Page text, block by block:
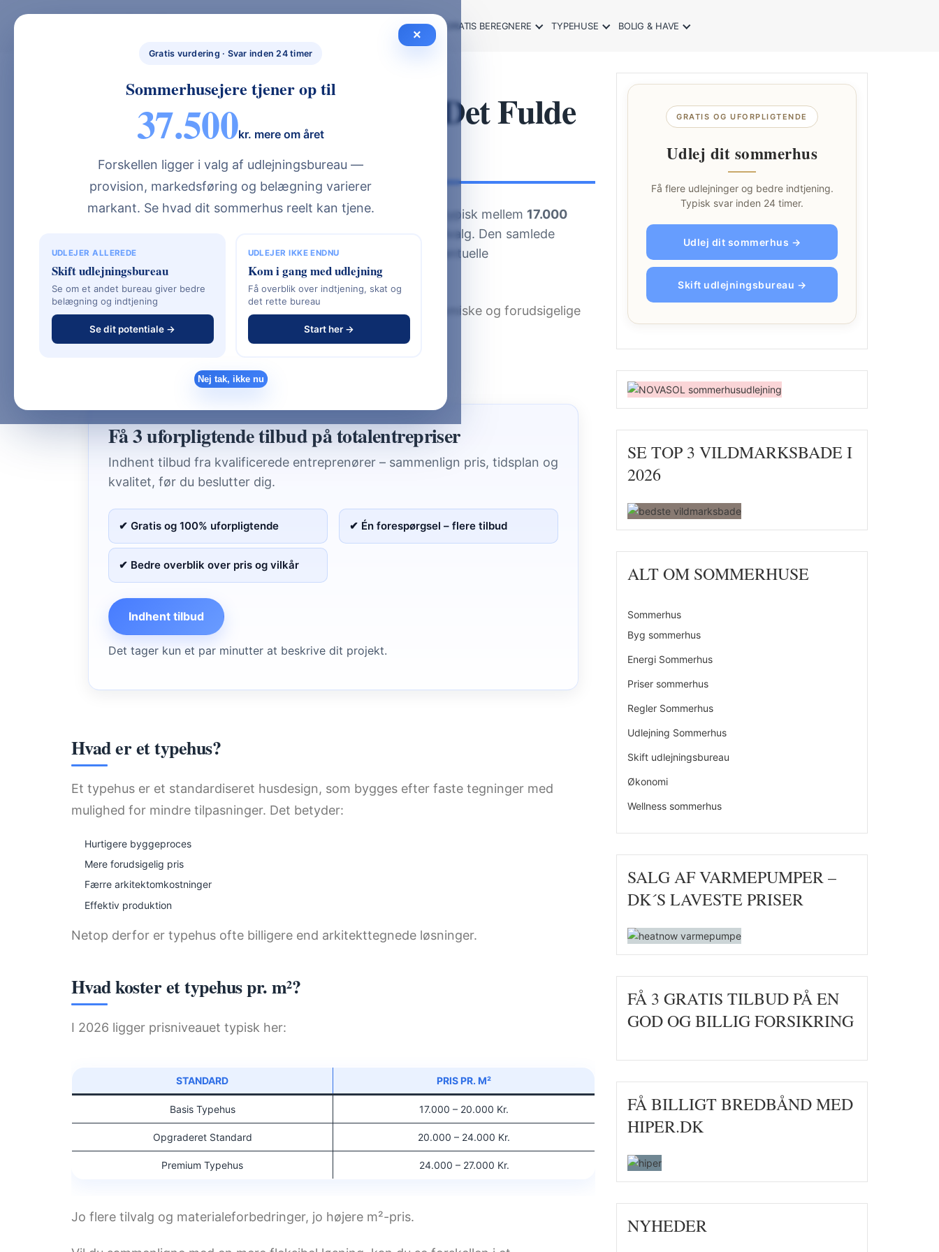
×
Gratis vurdering · Svar inden 24 timer
Sommerhusejere tjener op til
37.500kr. mere om året
Forskellen ligger i valg af udlejningsbureau —
provision, markedsføring og belægning varierer
markant. Se hvad dit sommerhus reelt kan tjene.
UDLEJER ALLEREDE
Skift udlejningsbureau
Se om et andet bureau giver bedre
belægning og indtjening
Se dit potentiale →
UDLEJER IKKE ENDNU
Kom i gang med udlejning
Få overblik over indtjening, skat og
det rette bureau
Start her →
Nej tak, ikke nu
SOMMERHUS GUIDE 2026 GRATIS BEREGNERE TYPEHUSE BOLIG & HAVE
Typehus Priser (2026) – Se Det Fulde
Overblik
Hvad er prisen på et typehus i 2026? De fleste typehuse ligger typisk mellem 17.000
, afhængigt af standard, materialevalg og tilvalg. Den samlede
projektpris afhænger dog også af grund, byggemodning og eventuelle
opgraderinger.
Overvejer du at bygge nyt hus, er typehus ofte den mest økonomiske og forudsigelige
løsning.
Få 3 uforpligtende tilbud på totalentrepriser
Indhent tilbud fra kvalificerede entreprenører – sammenlign pris, tidsplan og
kvalitet, før du beslutter dig.
✔ Gratis og 100% uforpligtende ✔ Én forespørgsel – flere tilbud
✔ Bedre overblik over pris og vilkår
Indhent tilbud
Det tager kun et par minutter at beskrive dit projekt.
Hvad er et typehus?
Et typehus er et standardiseret husdesign, som bygges efter faste tegninger med
mulighed for mindre tilpasninger. Det betyder:
Hurtigere byggeproces
Mere forudsigelig pris
Færre arkitektomkostninger
Effektiv produktion
Netop derfor er typehus ofte billigere end arkitekttegnede løsninger.
Hvad koster et typehus pr. m²?
I 2026 ligger prisniveauet typisk her:
STANDARD PRIS PR. M²
Basis Typehus 17.000 – 20.000 Kr.
Opgraderet Standard 20.000 – 24.000 Kr.
Premium Typehus 24.000 – 27.000 Kr.
Jo flere tilvalg og materialeforbedringer, jo højere m²-pris.
GRATIS OG UFORPLIGTENDE
Udlej dit sommerhus
Få flere udlejninger og bedre indtjening.
Typisk svar inden 24 timer.
Udlej dit sommerhus →
Skift udlejningsbureau →
SE TOP 3 VILDMARKSBADE I
2026
ALT OM SOMMERHUSE
Sommerhus
Byg sommerhus
Energi Sommerhus
Priser sommerhus
Regler Sommerhus
Udlejning Sommerhus
Skift udlejningsbureau
Økonomi
Wellness sommerhus
SALG AF VARMEPUMPER –
DK´S LAVESTE PRISER
FÅ 3 GRATIS TILBUD PÅ EN
GOD OG BILLIG FORSIKRING
FÅ BILLIGT BREDBÅND MED
HIPER.DK
NYHEDER